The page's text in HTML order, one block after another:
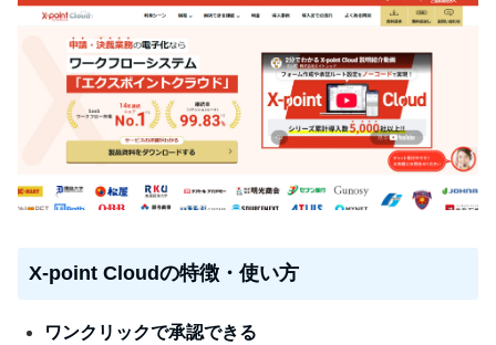
X-point Cloudの特徴・使い方
ワンクリックで承認できる